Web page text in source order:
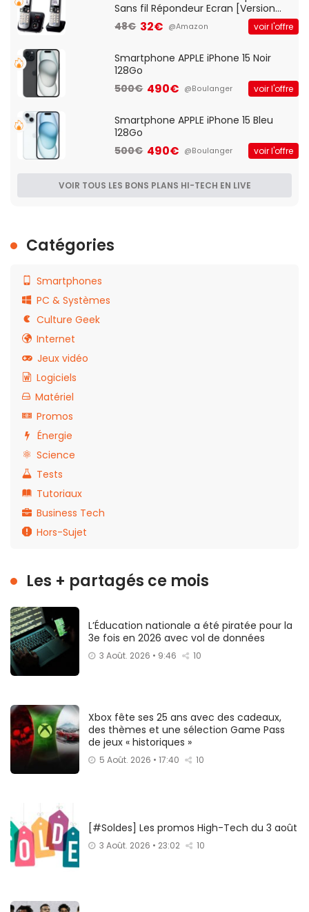
Sans fil Répondeur Ecran [Version
Française]
48€ 32€ @Amazon voir l'offre
Smartphone APPLE iPhone 15 Noir
128Go
500€ 490€ @Boulanger voir l'offre
Smartphone APPLE iPhone 15 Bleu
128Go
500€ 490€ @Boulanger voir l'offre
VOIR TOUS LES BONS PLANS HI-TECH EN LIVE
Catégories
Smartphones
PC & Systèmes
Culture Geek
Internet
Jeux vidéo
Logiciels
Matériel
Promos
Énergie
Science
Tests
Tutoriaux
Business Tech
Hors-Sujet
Les + partagés ce mois
L’Éducation nationale a été piratée pour la
3e fois en 2026 avec vol de données
3 Août. 2026 • 9:46 10
Xbox fête ses 25 ans avec des cadeaux,
des thèmes et une sélection Game Pass
de jeux « historiques »
5 Août. 2026 • 17:40 10
[#Soldes] Les promos High-Tech du 3 août
3 Août. 2026 • 23:02 10